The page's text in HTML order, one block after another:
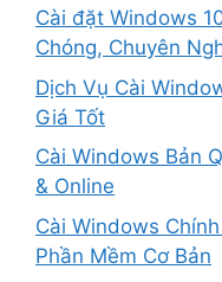
Cài đặt Windows
Chóng, Chuyên
Dịch Vụ Cài
Giá Tốt
Cài Windows Bản
& Online
Cài Windows
Phần Mềm Cơ Bản